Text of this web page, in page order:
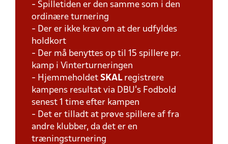
- Spilletiden er den samme som i den
ordinære turnering
- Der er ikke krav om at der udfyldes
holdkort
- Der må benyttes op til 15 spillere pr.
kamp i Vinterturneringen
- Hjemmeholdet SKAL registrere
kampens resultat via DBU's Fodbold
senest 1 time efter kampen
- Det er tilladt at prøve spillere af fra
andre klubber, da det er en
træningsturnering